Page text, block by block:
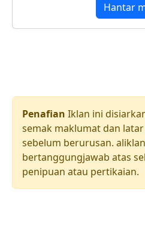
Hantar
Penafian Iklan ini
semak maklumat dan
sebelum berurusan.
bertanggungjawab atas
penipuan atau pertikaian.